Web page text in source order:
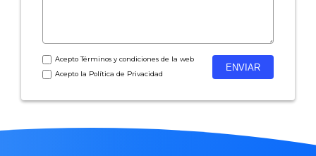
AceptoTérminos y condicionesde la web
Acepto la Política de Privacidad